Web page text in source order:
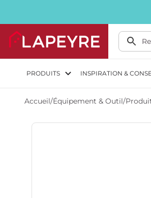
PRODUITS INSPIRATION &
Accueil/Équipement & Outil/